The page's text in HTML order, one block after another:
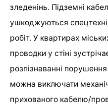
зледенінь. Підземні
ушкоджуються
робіт. У квартирах
проводки у стіні
розпізнаванні
можна виключати
прихованого кабелю/